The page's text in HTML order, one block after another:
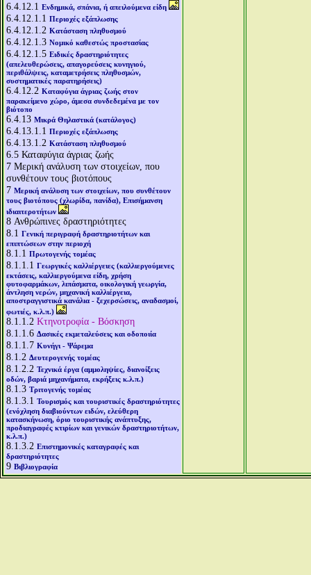
6.4.12.1 Ενδημικά, σπάνια, ή απειλούμενα είδη
6.4.12.1.1 Περιοχές εξάπλωσης
6.4.12.1.2 Κατάσταση πληθυσμού
6.4.12.1.3 Νομικό καθεστώς προστασίας
6.4.12.1.5 Ειδικές δραστηριότητες
(απελευθερώσεις, απαγορεύσεις κυνηγιού,
περιθάλψεις, καταμετρήσεις πληθυσμών,
συστηματικές παρατηρήσεις)
6.4.12.2 Καταφύγια άγριας ζωής στον
παρακείμενο χώρο, άμεσα συνδεδεμένα με τον
βιότοπο
6.4.13 Μικρά Θηλαστικά (κατάλογος)
6.4.13.1.1 Περιοχές εξάπλωσης
6.4.13.1.2 Κατάσταση πληθυσμού
6.5 Καταφύγια άγριας ζωής
7 Μερική ανάλυση των στοιχείων, που
συνθέτουν τους βιοτόπους
7 Μερική ανάλυση των στοιχείων, που συνθέτουν
τους βιοτόπους (χλωρίδα, πανίδα), Επισήμανση
ιδιαιτεροτήτων
8 Ανθρώπινες δραστηριότητες
8.1 Γενική περιγραφή δραστηριοτήτων και
επιπτώσεων στην περιοχή
8.1.1 Πρωτογενής τομέας
8.1.1.1 Γεωργικές καλλιέργειες (καλλιεργούμενες
εκτάσεις, καλλιεργούμενα είδη, χρήση
φυτοφαρμάκων, λιπάσματα, οικολογική γεωργία,
άντληση νερών, μηχανική καλλιέργεια,
αποστραγγιστικά κανάλια - ξεχερσώσεις, αναδασμοί,
φωτιές, κ.λ.π.)
8.1.1.2 Κτηνοτροφία - Βόσκηση
8.1.1.6 Δασικές εκμεταλεύσεις και οδοποιία
8.1.1.7 Κυνήγι - Ψάρεμα
8.1.2 Δευτερογενής τομέας
8.1.2.2 Τεχνικά έργα (αμμοληψίες, διανοίξεις
οδών, βαριά μηχανήματα, εκρήξεις κ.λ.π.)
8.1.3 Τριτογενής τομέας
8.1.3.1 Τουρισμός και τουριστικές δραστηριότητες
(ενόχληση διαβιούντων ειδών, ελεύθερη
κατασκήνωση, όριο τουριστικής ανάπτυξης,
προδιαγραφές κτιρίων και γενικών δραστηριοτήτων,
κ.λ.π.)
8.1.3.2 Επιστημονικές καταγραφές και
δραστηριότητες
9 Βιβλιογραφία